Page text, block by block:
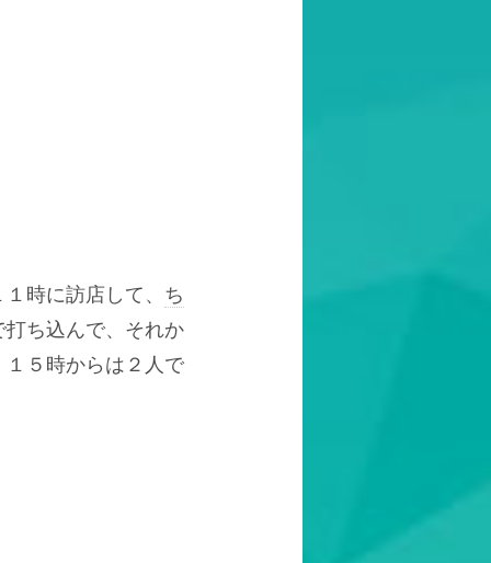
時に訪店して、 ち
ち込んで、それか
５時からは２人で